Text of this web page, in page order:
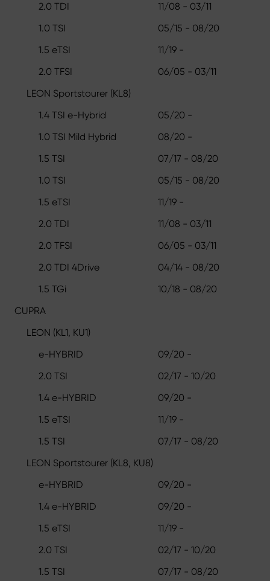
2.0 TDI
11/08 - 03/11
1.0 TSI
05/15 - 08/20
1.5 eTSI
11/19 -
2.0 TFSI
06/05 - 03/11
LEON Sportstourer (KL8)
1.4 TSI e-Hybrid
05/20 -
1.0 TSI Mild Hybrid
08/20 -
1.5 TSI
07/17 - 08/20
1.0 TSI
05/15 - 08/20
1.5 eTSI
11/19 -
2.0 TDI
11/08 - 03/11
2.0 TFSI
06/05 - 03/11
2.0 TDI 4Drive
04/14 - 08/20
1.5 TGi
10/18 - 08/20
CUPRA
LEON (KL1, KU1)
e-HYBRID
09/20 -
2.0 TSI
02/17 - 10/20
1.4 e-HYBRID
09/20 -
1.5 eTSI
11/19 -
1.5 TSI
07/17 - 08/20
LEON Sportstourer (KL8, KU8)
e-HYBRID
09/20 -
1.4 e-HYBRID
09/20 -
1.5 eTSI
11/19 -
2.0 TSI
02/17 - 10/20
1.5 TSI
07/17 - 08/20